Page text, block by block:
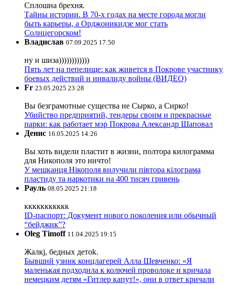
Сплошна брехня.
Тайны истории. В 70-х годах на месте города могли
быть карьеры, а Орджоникидзе мог стать
Солнцегорском!
Владислав 07.09.2025 17:50
ну и шиза))))))))))))
Пять лет на пепелище: как живется в Покрове участнику
боевых действий и инвалиду войны (ВИДЕО)
Fr 23.05.2025 23:28
Вы безграмотные существа не Сырко, а Сирко!
Убийство предприятий, тендеры своим и прекрасные
парки: как работает мэр Покрова Александр Шаповал
Денис 16.05.2025 14:26
Вы хоть видели пластит в жизни, полтора килограмма
для Никополя это ничто!
У мешканця Нікополя вилучили півтора кілограма
пластиду та наркотики на 400 тисяч гривень
Рауль 08.05.2025 21:18
ккккккккккк
ID-паспорт: Документ нового поколения или обычный
“бейджик”?
Oleg Timoff 11.04.2025 19:15
Жалкj, бедных детok.
Бывший узник концлагерей Алла Шевченко: «Я
маленькая подходила к колючей проволоке и кричала
немецким детям «Гитлер капут!», они в ответ кричали